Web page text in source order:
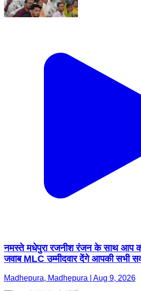
नमस्ते मधेपुरा रजनीश रंजन के साथ आप
जवाब MLC उम्मीदवार देंगे आपकी सभी
Madhepura, Madhepura | Aug 9, 2026